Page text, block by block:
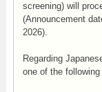
screening) will
(Announcement
2026).
Regarding
one of the